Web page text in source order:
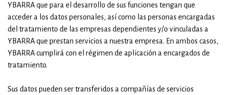
YBARRA que para el desarrollo de sus funciones tengan que
acceder a los datos personales, así como las personas encargadas
del tratamiento de las empresas dependientes y/o vinculadas a
YBARRA que prestan servicios a nuestra empresa. En ambos casos,
YBARRA cumplirá con el régimen de aplicación a encargados de
tratamiento.
Sus datos pueden ser transferidos a compañías de servicios